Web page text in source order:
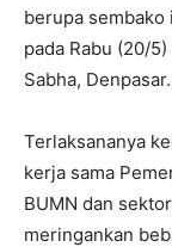
berupa
pada Rabu (20/
Sabha, Denpasar.
Terlaksananya
kerja sama
BUMN dan
meringankan